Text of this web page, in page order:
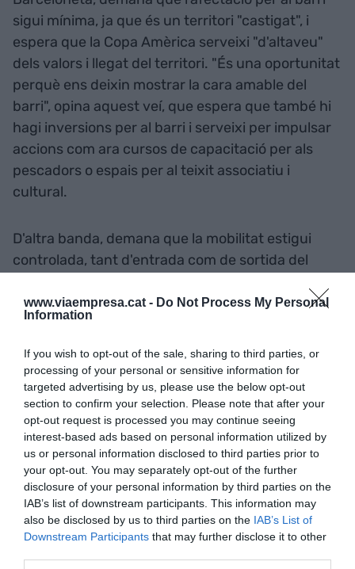
www.viaempresa.cat - Do Not Process My Personal
Information
If you wish to opt-out of the sale, sharing to third parties, or
processing of your personal or sensitive information for
targeted advertising by us, please use the below opt-out
section to confirm your selection. Please note that after your
opt-out request is processed you may continue seeing
interest-based ads based on personal information utilized by
us or personal information disclosed to third parties prior to
your opt-out. You may separately opt-out of the further
disclosure of your personal information by third parties on the
IAB’s list of downstream participants. This information may
also be disclosed by us to third parties on the IAB’s List of
Downstream Participants that may further disclose it to other
sigui mínima, ja que és un territori "castigat", i
espera que la Copa Amèrica serveixi "d'altaveu"
dels valors i llegat del territori. "És una oportunitat
perquè ens deixin mostrar la cara amable del
barri", opina aquest veí, que espera que també hi
hagi inversions per al barri i serveixi per impulsar
accions com ara cursos de capacitació per als
pescadors o espais per al teixit associatiu i
cultural.
D'altra banda, demana que la mobilitat estigui
controlada, tant d'entrada com de sortida del
tanquin alguns accessos i això els preocupa. "És
un coll d'ampolla, és un triangle d'un quilòmetre
quadrat difícil", diu. També pensa en el civisme pel
volum de gent.
Espera que també hi hagi
inversions per al barri i
serveixi per impulsar accions
com ara cursos de
capacitació per als